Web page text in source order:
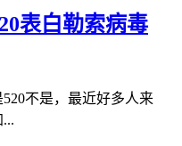
表白勒索病毒
不是，最近好多人来